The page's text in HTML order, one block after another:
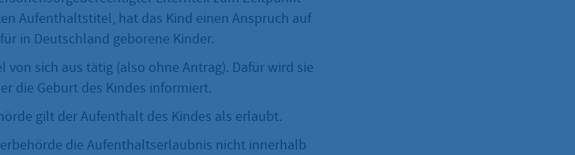
Aufenthaltstitel, hat das Kind einen Anspruch auf
in Deutschland geborene Kinder.
von sich aus tätig (also ohne Antrag). Dafür wird sie
die Geburt des Kindes informiert.
gilt der Aufenthalt des Kindes als erlaubt.
die Aufenthaltserlaubnis nicht innerhalb